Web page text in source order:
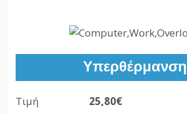
Υπερθέρμανση
Τιμή 25,80€